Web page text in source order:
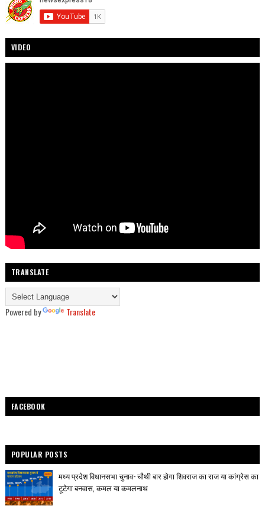
VIDEO
TRANSLATE
Powered by Translate
FACEBOOK
POPULAR POSTS
मध्य प्रदेश विधानसभा चुनाव- चौथी बार होगा शिवराज का राज या कांग्रेस का
टूटेगा बनवास, कमल या कमलनाथ